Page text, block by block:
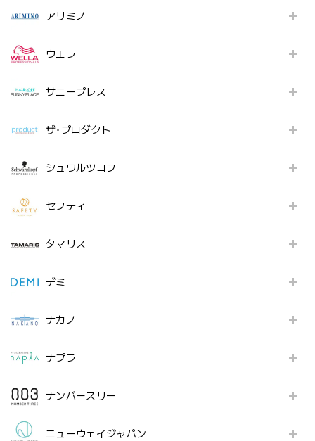
アリミノ
ウエラ
サニープレス
ザ･プロダクト
シュワルツコフ
セフティ
タマリス
デミ
ナカノ
ナプラ
ナンバースリー
ニューウェイジャパン